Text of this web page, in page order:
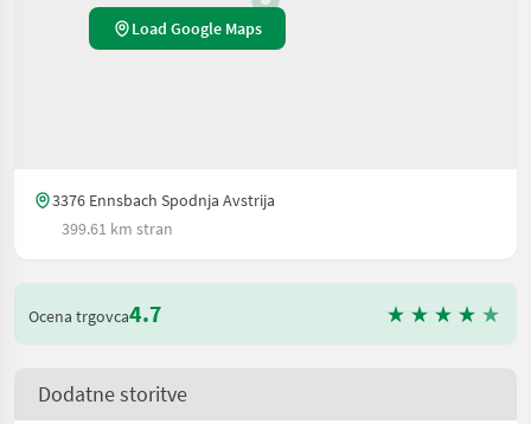
Load Google Maps
3376 Ennsbach Spodnja Avstrija
399.61 km stran
Ocena trgovca4.7
Dodatne storitve